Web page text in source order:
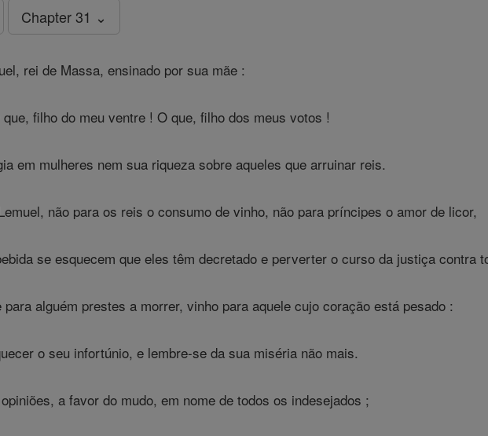
Chapter 31 ⌄
rei de Massa, ensinado por sua mãe :
filho do meu ventre ! O que, filho dos meus votos !
em mulheres nem sua riqueza sobre aqueles que arruinar reis.
não para os reis o consumo de vinho, não para príncipes o amor de licor,
se esquecem que eles têm decretado e perverter o curso da justiça contra
alguém prestes a morrer, vinho para aquele cujo coração está pesado :
o seu infortúnio, e lembre-se da sua miséria não mais.
a favor do mudo, em nome de todos os indesejados ;